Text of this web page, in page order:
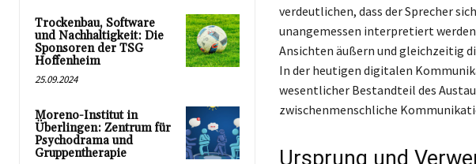
Trockenbau, Software
und Nachhaltigkeit: Die
Sponsoren der TSG
Hoffenheim
25.09.2024
Moreno-Institut in
Überlingen: Zentrum für
Psychodrama und
Gruppentherapie
verdeutlichen, dass der Sprecher
unangemessen interpretiert
Ansichten äußern und gleichzeitig
In der heutigen digitalen
wesentlicher Bestandteil des
zwischenmenschliche
Ursprung und